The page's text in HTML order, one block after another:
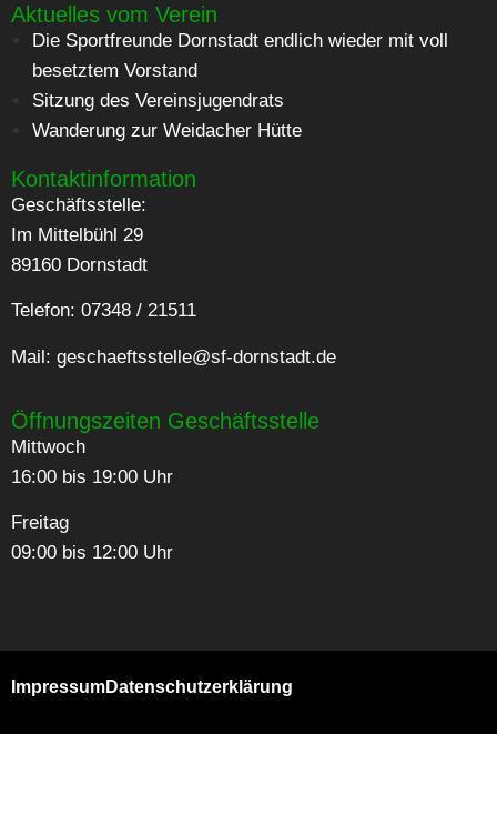
Aktuelles vom Verein
Die Sportfreunde Dornstadt endlich wieder mit voll
besetztem Vorstand
Sitzung des Vereinsjugendrats
Wanderung zur Weidacher Hütte
Kontaktinformation
Geschäftsstelle:
Im Mittelbühl 29
89160 Dornstadt
Telefon: 07348 / 21511
Mail: geschaeftsstelle@sf-dornstadt.de
Öffnungszeiten Geschäftsstelle
Mittwoch
16:00 bis 19:00 Uhr
Freitag
09:00 bis 12:00 Uhr
ImpressumDatenschutzerklärung